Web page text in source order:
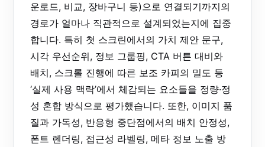
운로드, 비교, 장바구니 등)으로 연결되기까지의
경로가 얼마나 직관적으로 설계되었는지에 집중
합니다. 특히 첫 스크린에서의 가치 제안 문구,
시각 우선순위, 정보 그룹핑, CTA 버튼 대비와
배치, 스크롤 진행에 따른 보조 카피의 밀도 등
‘실제 사용 맥락’에서 체감되는 요소들을 정량·정
성 혼합 방식으로 평가했습니다. 또한, 이미지 품
질과 가독성, 반응형 중단점에서의 배치 안정성,
폰트 렌더링, 접근성 라벨링, 메타 정보 노출 방